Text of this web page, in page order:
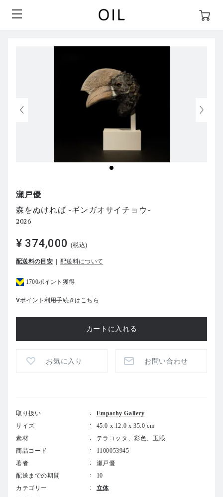
瀬戸優
森をぬければ -ギンガオサイチョウ-
2026
¥ 374,000 (税込)
配送料の目安 配送料について
1700ポイント獲得
Vポイント利用手続きはこちら
お気に入り お問い合わせ
取り扱い
Empathy Gallery
サイズ
45.0 x 12.0 x 35.0 cm
素材
テラコッタ、彩色、玉眼
商品コード
1100053945
著者
瀬戸優
配送までの期間
10
カテゴリー
立体